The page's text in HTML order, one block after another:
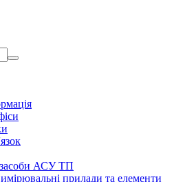
АСУ ТП
прилади та елементи